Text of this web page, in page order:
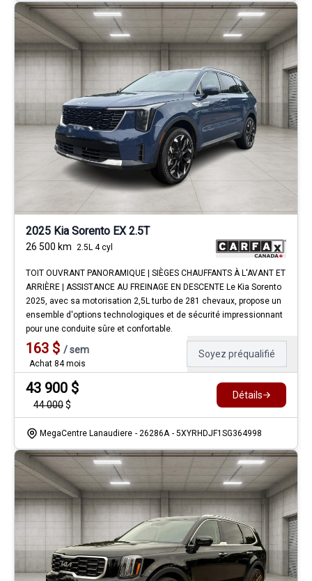
2025 Kia Sorento EX 2.5T
26 500 km 2.5L 4 cyl
TOIT OUVRANT PANORAMIQUE | SIÈGES CHAUFFANTS À L'AVANT ET
ARRIÈRE | ASSISTANCE AU FREINAGE EN DESCENTE Le Kia Sorento
2025, avec sa motorisation 2,5L turbo de 281 chevaux, propose un
ensemble d'options technologiques et de sécurité impressionnant
pour une conduite sûre et confortable.
163 $ /sem
Achat 84 mois
Soyez préqualifié
43 900 $
44 000$
Détails
MegaCentre Lanaudiere - 26286A - 5XYRHDJF1SG364998